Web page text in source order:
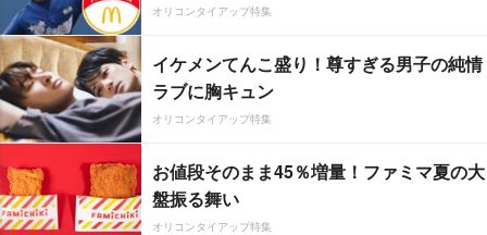
オリコンタイアップ特集
イケメンてんこ盛り！尊すぎる男子の純情
ラブに胸キュン
オリコンタイアップ特集
お値段そのまま45％増量！ファミマ夏の大
盤振る舞い
オリコンタイアップ特集